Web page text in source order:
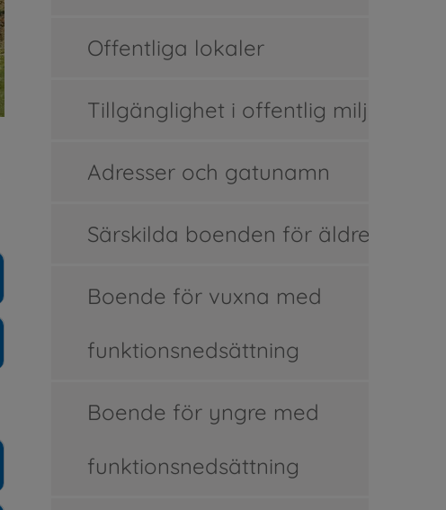
Offentliga lokaler
Tillgänglighet i offentlig miljö
Adresser och gatunamn
Särskilda boenden för äldre
Boende för vuxna med
funktionsnedsättning
Boende för yngre med
funktionsnedsättning